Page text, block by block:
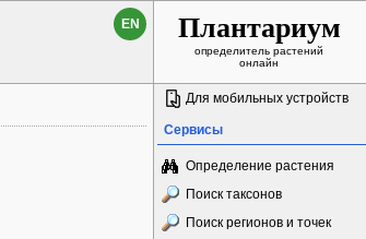
EN Плантариум
определитель растений
онлайн
Для мобильных устройств
Сервисы
Определение растения
Поиск таксонов
Поиск регионов и точек